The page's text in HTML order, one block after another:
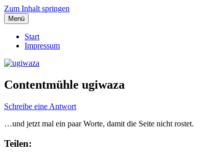
Zum Inhalt springen
ugiwaza
Menü
Start
Impressum
Contentmühle ugiwaza
Schreibe eine Antwort
…und jetzt mal ein paar Worte, damit die Seite nicht rostet.
Teilen: